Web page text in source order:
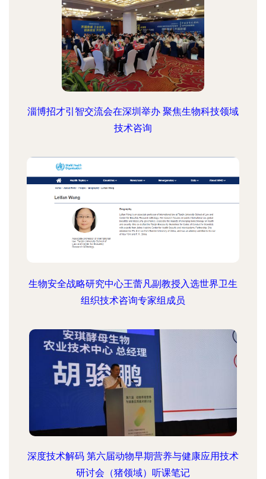
淄博招才引智交流会在深圳举办 聚焦生物科技领域
技术咨询
生物安全战略研究中心王蕾凡副教授入选世界卫生
组织技术咨询专家组成员
深度技术解码 第六届动物早期营养与健康应用技术
研讨会（猪领域）听课笔记